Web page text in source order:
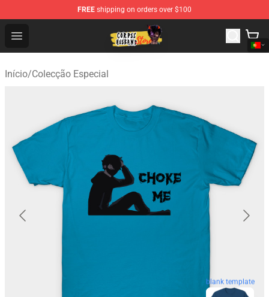
FREE shipping on orders over $100
Open menu
Corpse Husband Shop - Official Corpse Husband
Início/Colecção Especial
blank template